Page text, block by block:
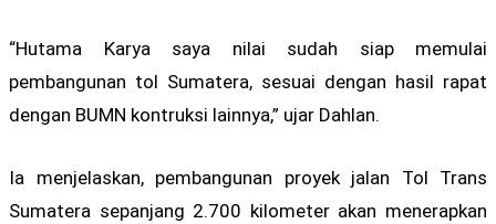
“Hutama Karya saya nilai sudah siap memulai
pembangunan tol Sumatera, sesuai dengan hasil rapat
dengan BUMN kontruksi lainnya,” ujar Dahlan.
Ia menjelaskan, pembangunan proyek jalan Tol Trans
Sumatera sepanjang 2.700 kilometer akan menerapkan